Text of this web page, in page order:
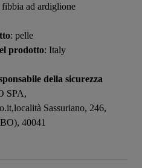
ad ardiglione
: pelle
prodotto: Italy
della sicurezza
SPA,
Sassuriano, 246,
40041